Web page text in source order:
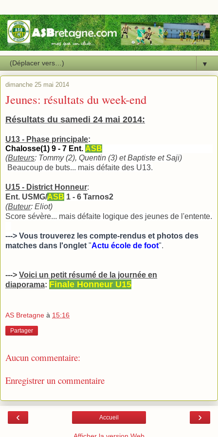
▼
dimanche 25 mai 2014
Jeunes: résultats du week-end
Résultats du samedi 24 mai 2014:
U13 - Phase principale:
Chalosse(1) 9 - 7 Ent. ASB
(Buteurs: Tommy (2), Quentin (3) et Baptiste et Saji)
Beaucoup de buts... mais défaite des U13.
U15 - District Honneur:
Ent. USMG/ASB 1 - 6 Tarnos2
(Buteur: Eliot)
Score sévère... mais défaite logique des jeunes de l'entente.
---> Vous trouverez les compte-rendus et photos des
matches dans l'onglet "Actu école de foot".
---> Voici un petit résumé de la journée en
diaporama: Finale Honneur U15
AS Bretagne à 15:16
Partager
Aucun commentaire:
Enregistrer un commentaire
‹ ›
Accueil